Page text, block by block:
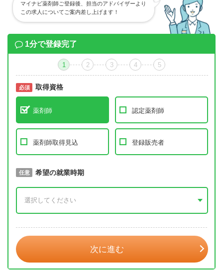
マイナビ薬剤師ご登録後、担当のアドバイザーより
この求人についてご案内差し上げます！
1分で登録完了
1 2 3 4 5
必須 取得資格
薬剤師 認定薬剤師
薬剤師取得見込 登録販売者
必須 取得予定年
任意 希望の就業時期
次に進む